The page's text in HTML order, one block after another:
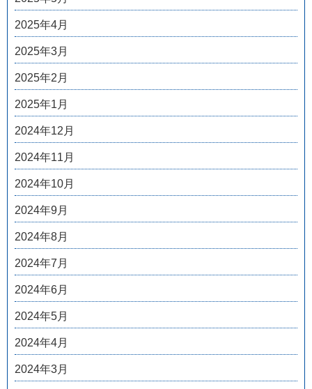
2025年4月
2025年3月
2025年2月
2025年1月
2024年12月
2024年11月
2024年10月
2024年9月
2024年8月
2024年7月
2024年6月
2024年5月
2024年4月
2024年3月